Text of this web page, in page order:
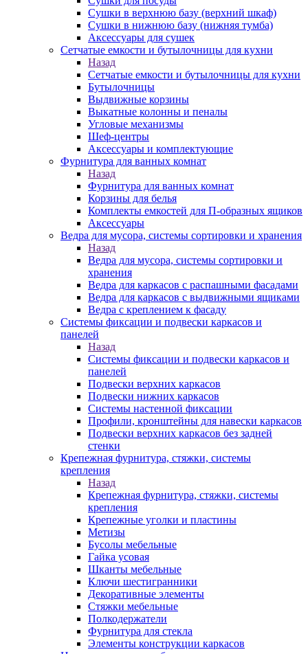
Сушки в верхнюю базу (верхний шкаф)
Сушки в нижнюю базу (нижняя тумба)
Аксессуары для сушек
Сетчатые емкости и бутылочницы для кухни
Назад
Сетчатые емкости и бутылочницы для кухни
Бутылочницы
Выдвижные корзины
Выкатные колонны и пеналы
Угловые механизмы
Шеф-центры
Аксессуары и комплектующие
Фурнитура для ванных комнат
Назад
Фурнитура для ванных комнат
Корзины для белья
Комплекты емкостей для П-образных ящиков
Аксессуары
Ведра для мусора, системы сортировки и хранения
Назад
Ведра для мусора, системы сортировки и
хранения
Ведра для каркасов с распашными фасадами
Ведра для каркасов с выдвижными ящиками
Ведра с креплением к фасаду
Системы фиксации и подвески каркасов и
панелей
Назад
Системы фиксации и подвески каркасов и
панелей
Подвески верхних каркасов
Подвески нижних каркасов
Системы настенной фиксации
Профили, кронштейны для навески каркасов
Подвески верхних каркасов без задней
стенки
Крепежная фурнитура, стяжки, системы
крепления
Назад
Крепежная фурнитура, стяжки, системы
крепления
Крепежные уголки и пластины
Метизы
Бусолы мебельные
Гайка усовая
Шканты мебельные
Ключи шестигранники
Декоративные элементы
Стяжки мебельные
Полкодержатели
Фурнитура для стекла
Элементы конструкции каркасов